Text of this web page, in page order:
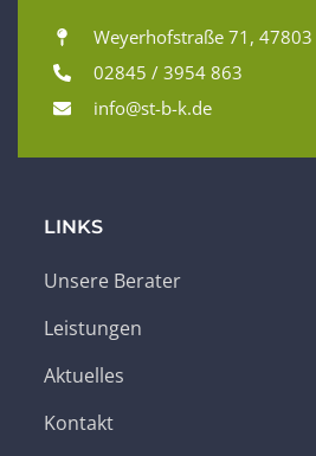
Weyerhofstraße 71, 47803
02845 / 3954 863
info@st-b-k.de
LINKS
Unsere Berater
Leistungen
Aktuelles
Kontakt